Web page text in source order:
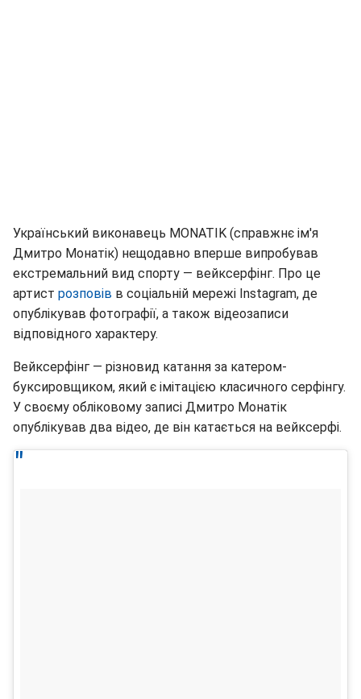
Український виконавець MONATIK (справжнє ім'я
Дмитро Монатік) нещодавно вперше випробував
екстремальний вид спорту — вейксерфінг. Про це
артист розповів в соціальній мережі Instagram, де
опублікував фотографії, а також відеозаписи
відповідного характеру.
Вейксерфінг — різновид катання за катером-
буксировщиком, який є імітацією класичного серфінгу.
У своєму обліковому записі Дмитро Монатік
опублікував два відео, де він катається на вейксерфі.